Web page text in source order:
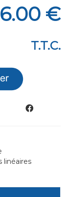
.00 €
T.T.C.
linéaires